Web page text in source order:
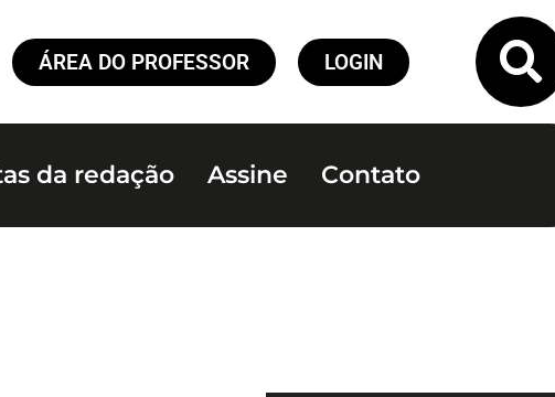
ÁREA DO PROFESSOR LOGIN
da redação Assine Contato